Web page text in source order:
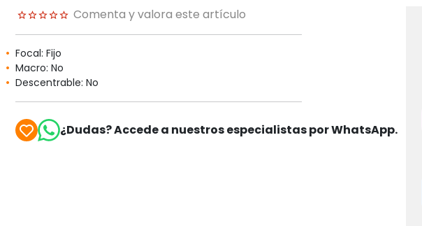
Comenta y valora este artículo
Focal: Fijo
Macro: No
Descentrable: No
¿Dudas? Accede a nuestros especialistas por WhatsApp.